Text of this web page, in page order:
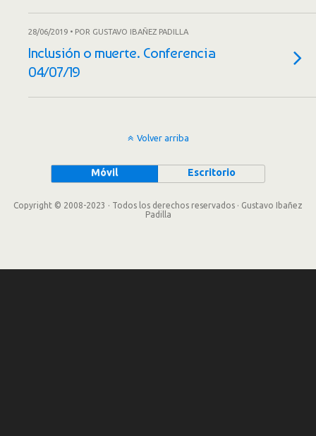
28/06/2019 • POR GUSTAVO IBAÑEZ PADILLA
Inclusión o muerte. Conferencia
04/07/19
Volver arriba
Móvil Escritorio
Copyright © 2008-2023 · Todos los derechos reservados · Gustavo Ibañez
Padilla